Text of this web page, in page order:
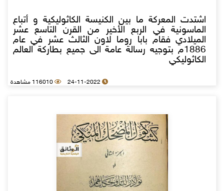
اشتدت المعركة ما بين الكنيسة الكاثوليكية و أتباع
الماسونية في الربع الأخير من القرن التاسع عشر
الميلادي فقام بابا روما لاون الثالث عشر في عام
1886م بتوجيه رسالة عامة الى جميع بطاركة العالم
الكاثوليكي
24-11-2022 116010 مشاهدة